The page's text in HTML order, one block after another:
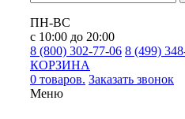
ПН-ВС
с 10:00 до 20:00
8 (800) 302-77-06 8 (499)
КОРЗИНА
0 товаров. Заказать звонок
Меню